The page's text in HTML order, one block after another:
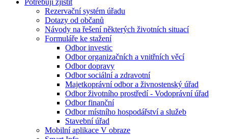
Potřebuji zjistit
Rezervační systém úřadu
Dotazy od občanů
Návody na řešení některých životních situací
Formuláře ke stažení
Odbor investic
Odbor organizačních a vnitřních věcí
Odbor dopravy
Odbor sociální a zdravotní
Majetkoprávní odbor a živnostenský úřad
Odbor životního prostředí - Vodoprávní úřad
Odbor finanční
Odbor místního hospodářství a služeb
Stavební úřad
Mobilní aplikace V obraze